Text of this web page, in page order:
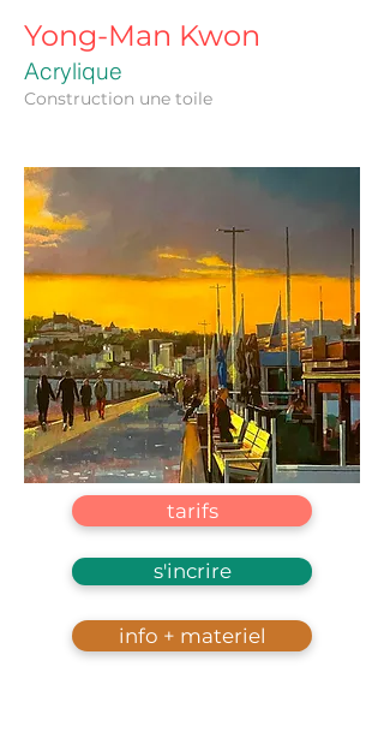
Yong-Man Kwon
Acrylique
Construction une toile
tarifs
s'incrire
info + materiel